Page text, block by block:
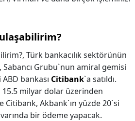
Türk bankacılık sektörünün
Grubu`nun amiral gemisi
bankası Citibank`a satıldı.
15.5 milyar dolar üzerinden
Citibank, Akbank`ın yüzde 20`si
bir ödeme yapacak.